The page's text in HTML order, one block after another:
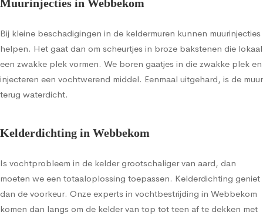
Muurinjecties in Webbekom
Bij kleine beschadigingen in de keldermuren kunnen muurinjecties
helpen. Het gaat dan om scheurtjes in broze bakstenen die lokaal
een zwakke plek vormen. We boren gaatjes in die zwakke plek en
injecteren een vochtwerend middel. Eenmaal uitgehard, is de muur
terug waterdicht.
Kelderdichting in Webbekom
Is vochtprobleem in de kelder grootschaliger van aard, dan
moeten we een totaaloplossing toepassen. Kelderdichting geniet
dan de voorkeur. Onze experts in vochtbestrijding in Webbekom
komen dan langs om de kelder van top tot teen af te dekken met